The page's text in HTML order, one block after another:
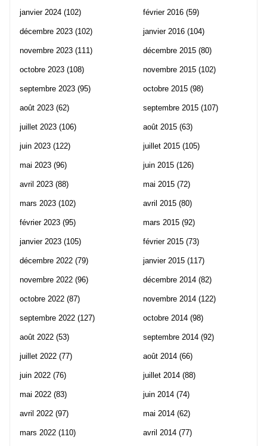
janvier 2024 (102)
décembre 2023 (102)
novembre 2023 (111)
octobre 2023 (108)
septembre 2023 (95)
août 2023 (62)
juillet 2023 (106)
juin 2023 (122)
mai 2023 (96)
avril 2023 (88)
mars 2023 (102)
février 2023 (95)
janvier 2023 (105)
décembre 2022 (79)
novembre 2022 (96)
octobre 2022 (87)
septembre 2022 (127)
août 2022 (53)
juillet 2022 (77)
juin 2022 (76)
mai 2022 (83)
avril 2022 (97)
mars 2022 (110)
février 2016 (59)
janvier 2016 (104)
décembre 2015 (80)
novembre 2015 (102)
octobre 2015 (98)
septembre 2015 (107)
août 2015 (63)
juillet 2015 (105)
juin 2015 (126)
mai 2015 (72)
avril 2015 (80)
mars 2015 (92)
février 2015 (73)
janvier 2015 (117)
décembre 2014 (82)
novembre 2014 (122)
octobre 2014 (98)
septembre 2014 (92)
août 2014 (66)
juillet 2014 (88)
juin 2014 (74)
mai 2014 (62)
avril 2014 (77)